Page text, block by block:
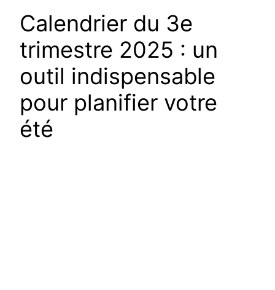
Calendrier du 3e
trimestre 2025 : un
outil indispensable
pour planifier votre
été